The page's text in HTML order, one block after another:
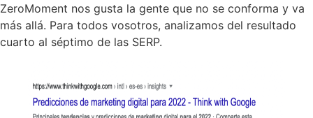
ZeroMoment nos gusta la gente que no se conforma y va
más allá. Para todos vosotros, analizamos del resultado
cuarto al séptimo de las SERP.